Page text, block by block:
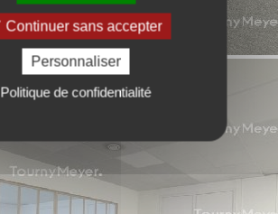
Continuer sans accepter
Personnaliser
Politique de confidentialité